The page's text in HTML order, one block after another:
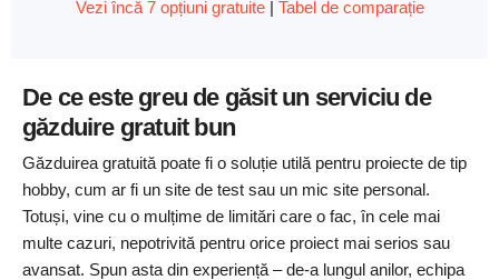
Vezi încă 7 opțiuni gratuite| Tabel de comparație
De ce este greu de găsit un serviciu de
găzduire gratuit bun
Găzduirea gratuită poate fi o soluție utilă pentru proiecte de tip
hobby, cum ar fi un site de test sau un mic site personal.
Totuși, vine cu o mulțime de limitări care o fac, în cele mai
multe cazuri, nepotrivită pentru orice proiect mai serios sau
avansat. Spun asta din experiență – de-a lungul anilor, echipa